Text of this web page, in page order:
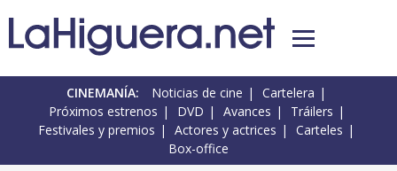
CINEMANÍA: Noticias de cine
Cartelera
Próximos estrenos
DVD Avances
Tráilers
Festivales y premios
Actores y actrices
Carteles
Box-office